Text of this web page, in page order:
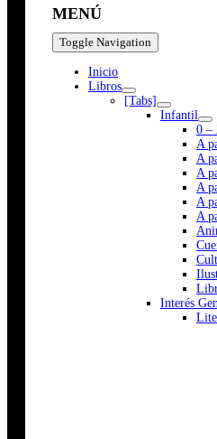
MENÚ
Toggle Navigation
Inicio
Libros
[Tabs]
Infantil
0 –
A
A
A
A
A
A
Interés